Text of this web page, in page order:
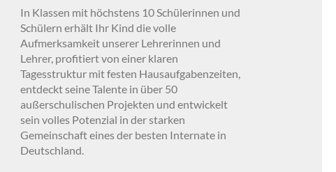
In Klassen mit höchstens 10 Schülerinnen und
Schülern erhält Ihr Kind die volle
Aufmerksamkeit unserer Lehrerinnen und
Lehrer, profitiert von einer klaren
Tagesstruktur mit festen Hausaufgabenzeiten,
entdeckt seine Talente in über 50
außerschulischen Projekten und entwickelt
sein volles Potenzial in der starken
Gemeinschaft eines der besten Internate in
Deutschland.